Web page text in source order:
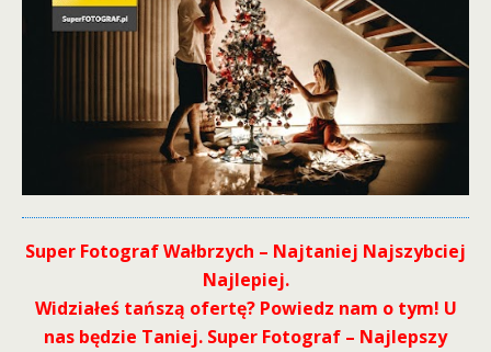
Super Fotograf Wałbrzych – Najtaniej Najszybciej
Najlepiej.
Widziałeś tańszą ofertę? Powiedz nam o tym! U
nas będzie Taniej. Super Fotograf – Najlepszy